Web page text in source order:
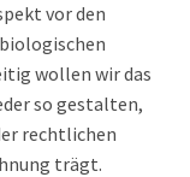
vor den
wollen wir das
so gestalten,
rechtlichen
trägt.